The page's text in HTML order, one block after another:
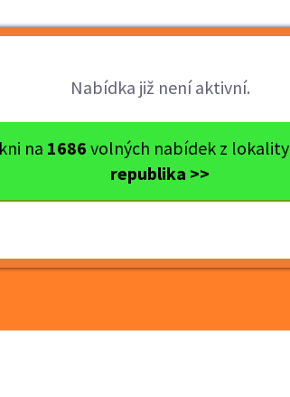
Nabídka již není aktivní.
na 1686 volných nabídek z lokality
republika >>
Hulín Pracovník úklidu – Hulín | ...
| odpolední